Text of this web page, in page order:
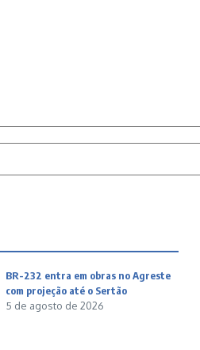
BR-232 entra em obras no Agreste
com projeção até o Sertão
5 de agosto de 2026